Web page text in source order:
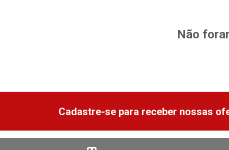
Não
Cadastre-se para receber nossas